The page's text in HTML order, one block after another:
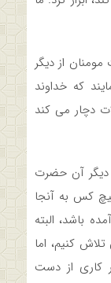
از دیگر
که خداوند
دچار می کند
دیگر آن حضرت
کس به آنجا
باشد، البته
کنیم، اما
کاری از دست